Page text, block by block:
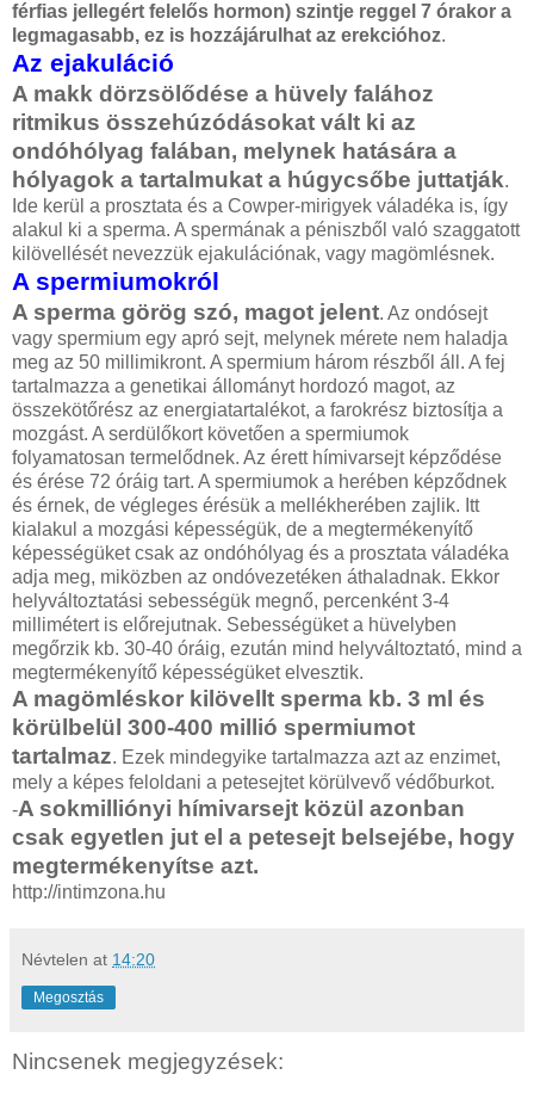
férfias jellegért felelős hormon) szintje reggel 7 órakor a
legmagasabb, ez is hozzájárulhat az erekcióhoz.
Az ejakuláció
A makk dörzsölődése a hüvely falához
ritmikus összehúzódásokat vált ki az
ondóhólyag falában, melynek hatására a
hólyagok a tartalmukat a húgycsőbe juttatják.
Ide kerül a prosztata és a Cowper-mirigyek váladéka is, így
alakul ki a sperma. A spermának a péniszből való szaggatott
kilövellését nevezzük ejakulációnak, vagy magömlésnek.
A spermiumokról
A sperma görög szó, magot jelent. Az ondósejt
vagy spermium egy apró sejt, melynek mérete nem haladja
meg az 50 millimikront. A spermium három részből áll. A fej
tartalmazza a genetikai állományt hordozó magot, az
összekötőrész az energiatartalékot, a farokrész biztosítja a
mozgást. A serdülőkort követően a spermiumok
folyamatosan termelődnek. Az érett hímivarsejt képződése
és érése 72 óráig tart. A spermiumok a herében képződnek
és érnek, de végleges érésük a mellékherében zajlik. Itt
kialakul a mozgási képességük, de a megtermékenyítő
képességüket csak az ondóhólyag és a prosztata váladéka
adja meg, miközben az ondóvezetéken áthaladnak. Ekkor
helyváltoztatási sebességük megnő, percenként 3-4
millimétert is előrejutnak. Sebességüket a hüvelyben
megőrzik kb. 30-40 óráig, ezután mind helyváltoztató, mind a
megtermékenyítő képességüket elvesztik.
A magömléskor kilövellt sperma kb. 3 ml és
körülbelül 300-400 millió spermiumot
tartalmaz. Ezek mindegyike tartalmazza azt az enzimet,
mely a képes feloldani a petesejtet körülvevő védőburkot.
-A sokmilliónyi hímivarsejt közül azonban
csak egyetlen jut el a petesejt belsejébe, hogy
megtermékenyítse azt.
http://intimzona.hu
Névtelen at 14:20
Megosztás
Nincsenek megjegyzések: